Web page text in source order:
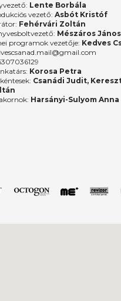
Lente Borbála
vezető: Asbót Kristóf
Fehérvári Zoltán
Mészáros János
programok vezetője: Kedves
Korosa Petra
Csanádi Judit,
Harsányi-Sulyom Anna